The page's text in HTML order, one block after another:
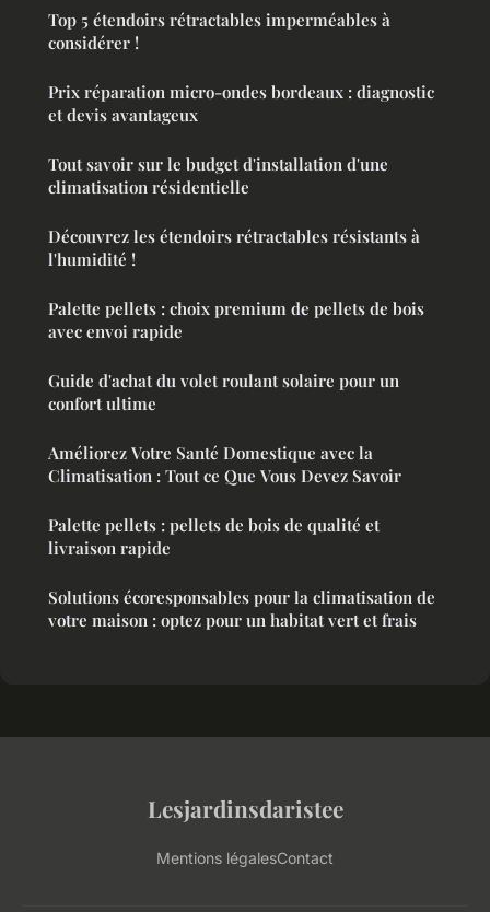
Top 5 étendoirs rétractables imperméables à
considérer !
Prix réparation micro-ondes bordeaux : diagnostic
et devis avantageux
Tout savoir sur le budget d'installation d'une
climatisation résidentielle
Découvrez les étendoirs rétractables résistants à
l'humidité !
Palette pellets : choix premium de pellets de bois
avec envoi rapide
Guide d'achat du volet roulant solaire pour un
confort ultime
Améliorez Votre Santé Domestique avec la
Climatisation : Tout ce Que Vous Devez Savoir
Palette pellets : pellets de bois de qualité et
livraison rapide
Solutions écoresponsables pour la climatisation de
votre maison : optez pour un habitat vert et frais
Lesjardinsdaristee
Mentions légalesContact